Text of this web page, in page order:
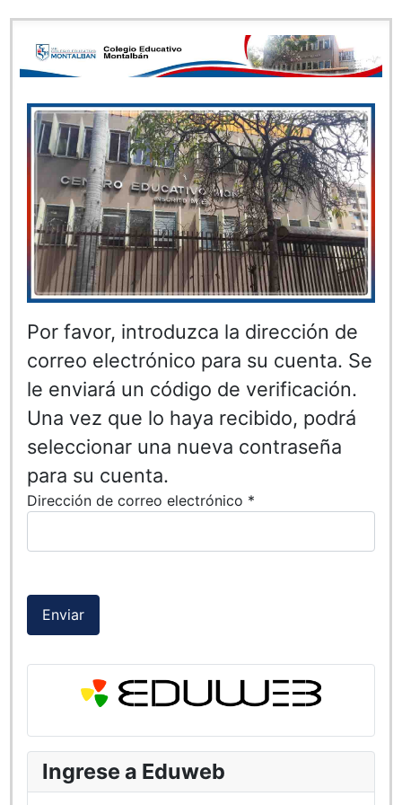
Por favor, introduzca la dirección de
correo electrónico para su cuenta. Se
le enviará un código de verificación.
Una vez que lo haya recibido, podrá
seleccionar una nueva contraseña
para su cuenta.
Dirección de correo electrónico *
Enviar
Ingrese a Eduweb